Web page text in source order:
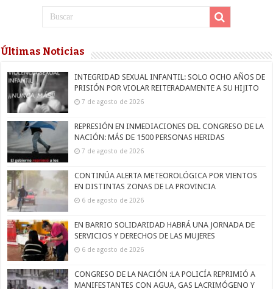
Últimas Noticias
INTEGRIDAD SEXUAL INFANTIL: SOLO OCHO AÑOS DE
PRISIÓN POR VIOLAR REITERADAMENTE A SU HIJITO
7 de agosto de 2026
REPRESIÓN EN INMEDIACIONES DEL CONGRESO DE LA
NACIÓN: MÁS DE 1500 PERSONAS HERIDAS
7 de agosto de 2026
CONTINÚA ALERTA METEOROLÓGICA POR VIENTOS
EN DISTINTAS ZONAS DE LA PROVINCIA
6 de agosto de 2026
EN BARRIO SOLIDARIDAD HABRÁ UNA JORNADA DE
SERVICIOS Y DERECHOS DE LAS MUJERES
6 de agosto de 2026
CONGRESO DE LA NACIÓN :LA POLICÍA REPRIMIÓ A
MANIFESTANTES CON AGUA, GAS LACRIMÓGENO Y